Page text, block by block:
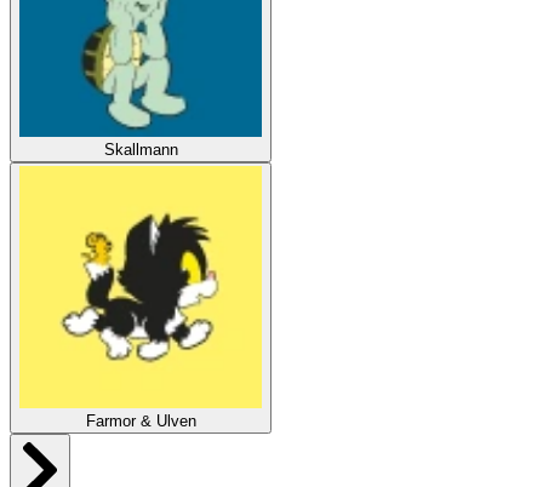
Skallmann
Farmor & Ulven